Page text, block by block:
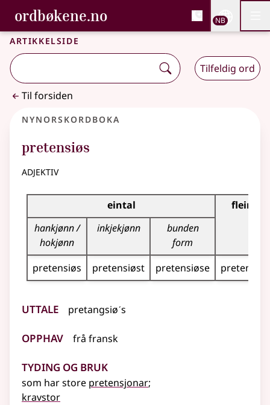
Gå til hovedinnhold
Tilgjengelighet
ordbøkene.no, Bokmålsordboka og
Bokmålsordboka og Nynorskordboka
NB
Artikkelside
Tilfeldig ord
Til forsiden
Nynorskordboka
pretensiøs
adjektiv
Bøyningstabell for dette adjektivet
eintal
fleirtal
hankjønn /
hokjønn
inkjekjønn
bunden
form
pretensiøs
pretensiøst pretensiøse
Uttale pretangsiøˊs
Opphav frå fransk
Tyding og bruk
som har store pretensjonar;
kravstor